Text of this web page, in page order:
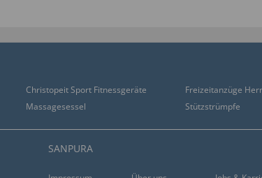
Christopeit Sport Fitnessgeräte Freizeitanzüge
Massagesessel Stützstrümpfe
SANPURA